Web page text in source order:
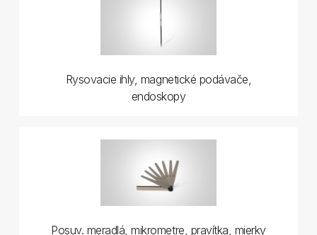
Rysovacie ihly, magnetické podávače,
endoskopy
Posuv. meradlá, mikrometre, pravítka, mierky